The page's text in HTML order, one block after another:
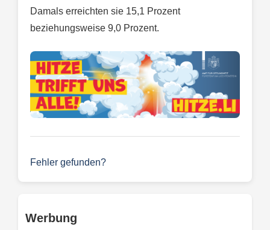
Damals erreichten sie 15,1 Prozent
beziehungsweise 9,0 Prozent.
Fehler gefunden?
Werbung